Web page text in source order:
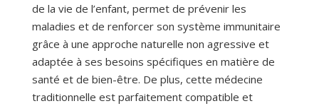
de la vie de l’enfant, permet de prévenir les
maladies et de renforcer son système immunitaire
grâce à une approche naturelle non agressive et
adaptée à ses besoins spécifiques en matière de
santé et de bien-être. De plus, cette médecine
traditionnelle est parfaitement compatible et